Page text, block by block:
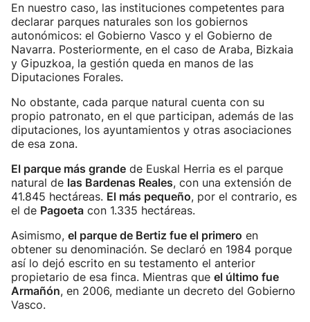
En nuestro caso, las instituciones competentes para
declarar parques naturales son los gobiernos
autonómicos: el Gobierno Vasco y el Gobierno de
Navarra. Posteriormente, en el caso de Araba, Bizkaia
y Gipuzkoa, la gestión queda en manos de las
Diputaciones Forales.
No obstante, cada parque natural cuenta con su
propio patronato, en el que participan, además de las
diputaciones, los ayuntamientos y otras asociaciones
de esa zona.
El parque más grande de Euskal Herria es el parque
natural de las Bardenas Reales, con una extensión de
41.845 hectáreas. El más pequeño, por el contrario, es
el de Pagoeta con 1.335 hectáreas.
Asimismo, el parque de Bertiz fue el primero en
obtener su denominación. Se declaró en 1984 porque
así lo dejó escrito en su testamento el anterior
propietario de esa finca. Mientras que el último fue
Armañón, en 2006, mediante un decreto del Gobierno
Vasco.